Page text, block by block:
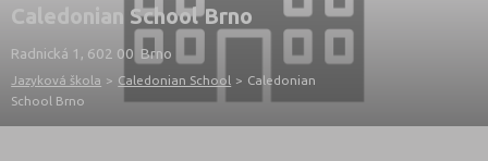
DALŠÍ DRUHY ŠKOL
Caledonian School Brno
Radnická 1, 602 00 Brno
Jazyková škola > Caledonian School > Caledonian
School Brno